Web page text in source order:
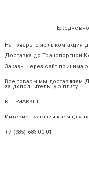
На товары с ярлыком акция
Доставка до Транспортной
Заказы через сайт
Все товары мы
за дополнительную плату.
KLEI-MARKET.ru
Интернет магазин клея для
+7 (985) 683-00-01